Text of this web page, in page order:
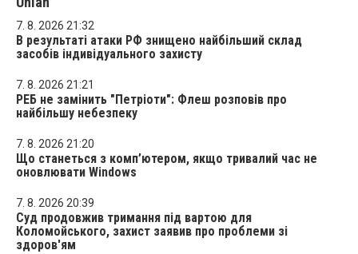
7. 8. 2026 21:32
В результаті атаки РФ знищено найбільший склад
засобів індивідуального захисту
7. 8. 2026 21:21
РЕБ не замінить "Петріоти": Флеш розповів про
найбільшу небезпеку
7. 8. 2026 21:20
Що станеться з комп’ютером, якщо тривалий час не
оновлювати Windows
7. 8. 2026 20:39
Суд продовжив тримання під вартою для
Коломойського, захист заявив про проблеми зі
здоров'ям